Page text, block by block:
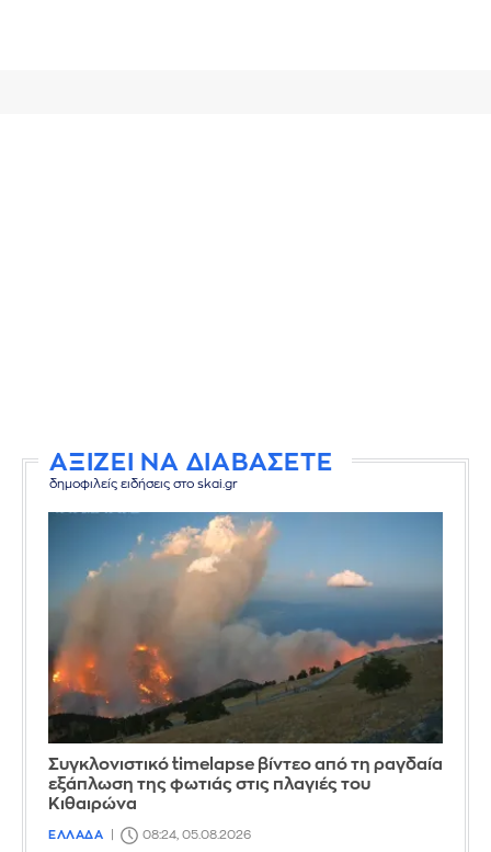
ΑΞΙΖΕΙ ΝΑ ΔΙΑΒΑΣΕΤΕ
δημοφιλείς ειδήσεις στο skai.gr
Συγκλονιστικό timelapse βίντεο από τη ραγδαία
εξάπλωση της φωτιάς στις πλαγιές του
Κιθαιρώνα
ΕΛΛΑΔΑ 08:24, 05.08.2026